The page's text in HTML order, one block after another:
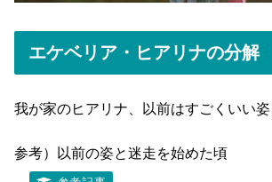
エケベリア・ヒアリナの分解
我が家のヒアリナ、以前はすごくいい姿
参考）以前の姿と迷走を始めた頃